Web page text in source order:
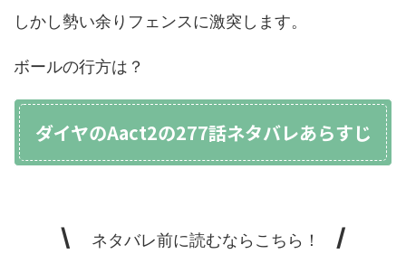
しかし勢い余りフェンスに激突します。
ボールの行方は？
ダイヤのAact2の277話ネタバレあらすじ
\ ネタバレ前に読むならこちら！ /